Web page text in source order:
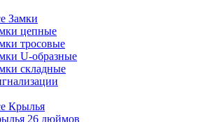
Замки
цепные
тросовые
U-образные
складные
Крылья
26 дюймов